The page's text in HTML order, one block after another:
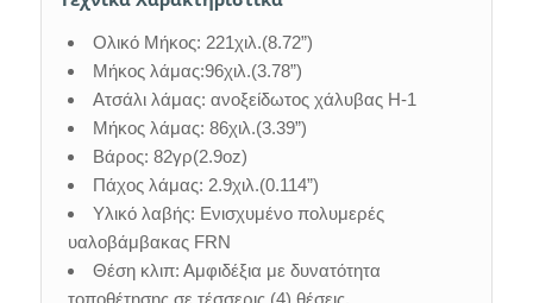
Ολικό Μήκος: 221χιλ.(8.72”)
Μήκος λάμας:96χιλ.(3.78”)
Ατσάλι λάμας: ανοξείδωτος χάλυβας H-1
Μήκος λάμας: 86χιλ.(3.39”)
Βάρος: 82γρ(2.9oz)
Πάχος λάμας: 2.9χιλ.(0.114”)
Υλικό λαβής: Ενισχυμένο πολυμερές
υαλοβάμβακας FRN
Θέση κλιπ: Αμφιδέξια με δυνατότητα
τοποθέτησης σε τέσσερις (4) θέσεις.